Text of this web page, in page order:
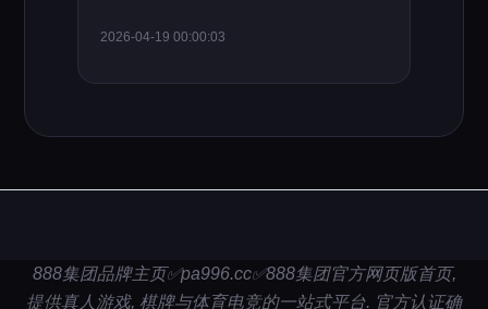
2026-04-19 00:00:03
888集团品牌主页✅pa996.cc✅888集团官方网页版首页,
提供真人游戏, 棋牌与体育电竞的一站式平台. 官方认证确